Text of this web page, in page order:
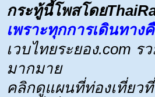
กระทู้นี้โพสโดย
เพราะทุกการเดินทาง
เวบไทยระยอง.com
มากมาย
คลิกดูแผนที่ท่องเที่ยว